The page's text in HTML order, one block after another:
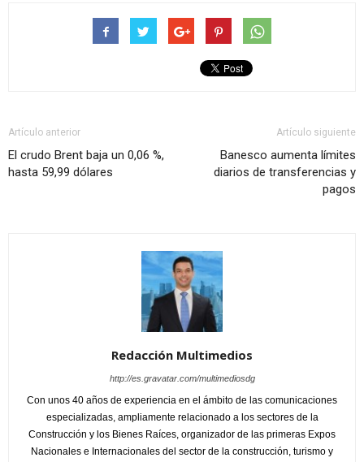
Artículo anterior
El crudo Brent baja un 0,06 %,
hasta 59,99 dólares
Artículo siguiente
Banesco aumenta límites
diarios de transferencias y
pagos
Redacción Multimedios
http://es.gravatar.com/multimediosdg
Con unos 40 años de experiencia en el ámbito de las comunicaciones
especializadas, ampliamente relacionado a los sectores de la
Construcción y los Bienes Raíces, organizador de las primeras Expos
Nacionales e Internacionales del sector de la construcción, turismo y